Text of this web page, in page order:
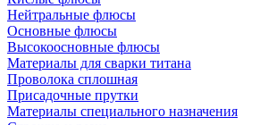
Нейтральные флюсы
Основные флюсы
Высокоосновные флюсы
Материалы для сварки титана
Проволока сплошная
Присадочные прутки
Материалы специального назначения